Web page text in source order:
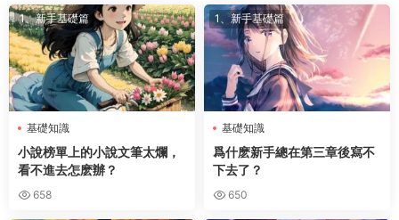
1、新手基礎篇
基礎知識
小說榜單上的小說文筆太爛，
看不進去怎麽辦？
658
1、新手基礎篇
基礎知識
爲什麽新手總在第三章後寫不
下去了？
650